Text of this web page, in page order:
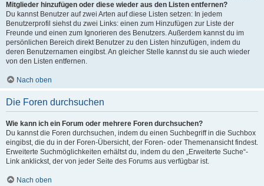
Mitglieder hinzufügen oder diese wieder aus den Listen entfernen?
Du kannst Benutzer auf zwei Arten auf diese Listen setzen: In jedem
Benutzerprofil siehst du zwei Links: einen zum Hinzufügen zur Liste der
Freunde und einen zum Ignorieren des Benutzers. Außerdem kannst du im
persönlichen Bereich direkt Benutzer zu den Listen hinzufügen, indem du
deren Benutzernamen eingibst. An gleicher Stelle kannst du sie auch wieder
von den Listen entfernen.
Nach oben
Die Foren durchsuchen
Wie kann ich ein Forum oder mehrere Foren durchsuchen?
Du kannst die Foren durchsuchen, indem du einen Suchbegriff in die Suchbox
eingibst, die du in der Foren-Übersicht, der Foren- oder Themenansicht findest.
Erweiterte Suchmöglichkeiten erhältst du, indem du den „Erweiterte Suche“-
Link anklickst, der von jeder Seite des Forums aus verfügbar ist.
Nach oben